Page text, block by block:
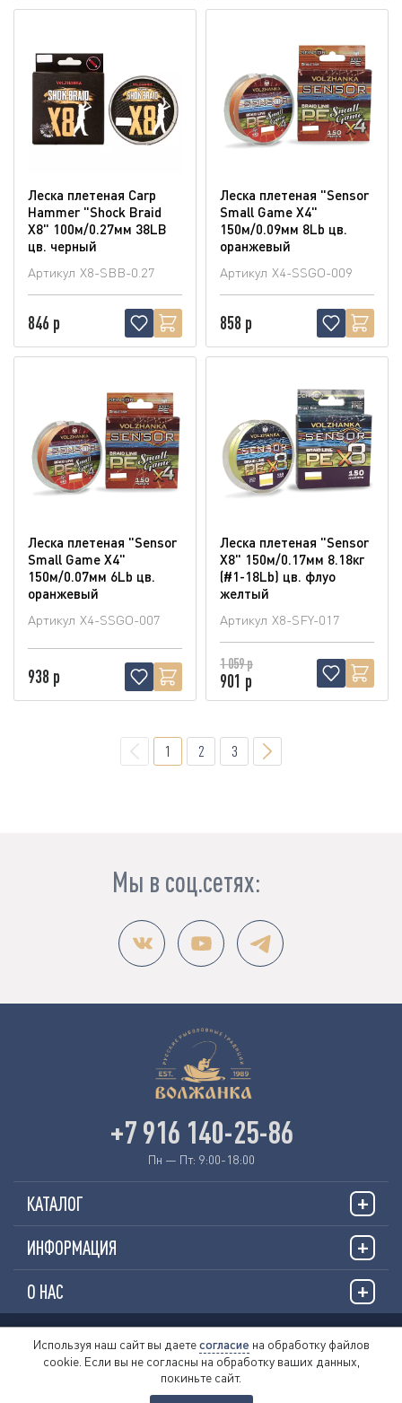
Леска плетеная Carp
Hammer "Shock Braid
X8" 100м/0.27мм 38LB
цв. черный
Артикул X8-SBB-0.27
846 р
Леска плетеная "Sensor
Small Game X4"
150м/0.09мм 8Lb цв.
оранжевый
Артикул X4-SSGO-009
858 р
Леска плетеная "Sensor
Small Game X4"
150м/0.07мм 6Lb цв.
оранжевый
Артикул X4-SSGO-007
938 р
Леска плетеная "Sensor
X8" 150м/0.17мм 8.18кг
(#1-18Lb) цв. флуо
желтый
Артикул X8-SFY-017
1 059 р
901 р
1 2 3
Мы в соц.сетях:
КАТАЛОГ
ИНФОРМАЦИЯ
О НАС
+7 916 140-25-86
Пн — Пт: 9:00-18:00
Пользовательское соглашение
Используя наш сайт вы даетесогласие на обработку файлов
cookie. Если вы не согласны на обработку ваших данных,
покиньте сайт.